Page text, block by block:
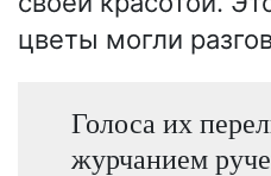
цветы могли
Голоса их
журчанием